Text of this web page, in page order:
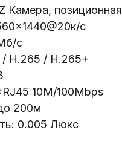
Камера, позиционная
с
с
H.265 / H.265+
10M/100Mbps
200м
0.005 Люкс